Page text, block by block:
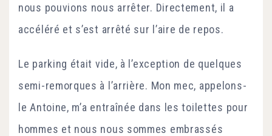
nous pouvions nous arrêter. Directement, il a
accéléré et s’est arrêté sur l’aire de repos.
Le parking était vide, à l’exception de quelques
semi-remorques à l’arrière. Mon mec, appelons-
le Antoine, m’a entraînée dans les toilettes pour
hommes et nous nous sommes embrassés